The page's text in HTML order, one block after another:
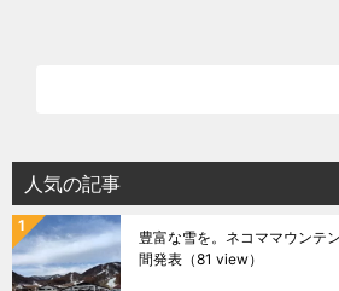
人気の記事
豊富な雪を。ネコママウンテ
間発表 （81 view）